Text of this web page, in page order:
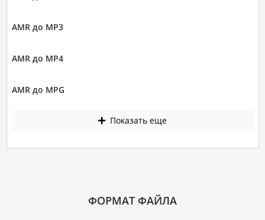
AMR до MP3
AMR до MP4
AMR до MPG
Показать еще
ФОРМАТ ФАЙЛА